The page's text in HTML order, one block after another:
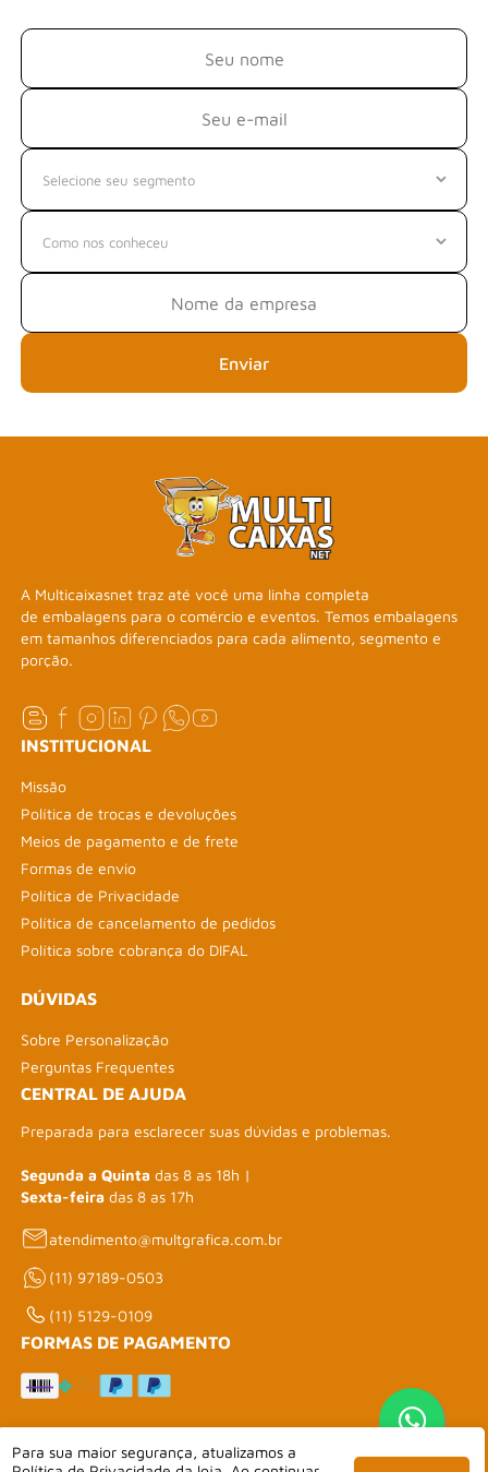
Para sua maior segurança, atualizamos a
Enviar
A Multicaixasnet traz até você uma linha completa
de embalagens para o comércio e eventos. Temos embalagens
em tamanhos diferenciados para cada alimento, segmento e
porção.
INSTITUCIONAL
Missão
Política de trocas e devoluções
Meios de pagamento e de frete
Formas de envio
Política de Privacidade
Política de cancelamento de pedidos
Política sobre cobrança do DIFAL
DÚVIDAS
Sobre Personalização
Perguntas Frequentes
CENTRAL DE AJUDA
Preparada para esclarecer suas dúvidas e problemas.
Segunda a Quinta das 8 as 18h |
Sexta-feira das 8 as 17h
atendimento@multgrafica.com.br
(11) 97189-0503
(11) 5129-0109
FORMAS DE PAGAMENTO